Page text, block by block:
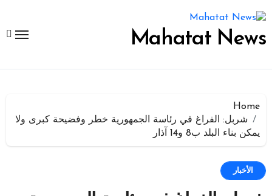
إلى
المحتوى
Mahatat News
Home
شربل: الفراغ في رئاسة الجمهورية خطر وفضيحة كبرى ولا
يمكن بناء البلد ب8 و14 آذار
الأخبار